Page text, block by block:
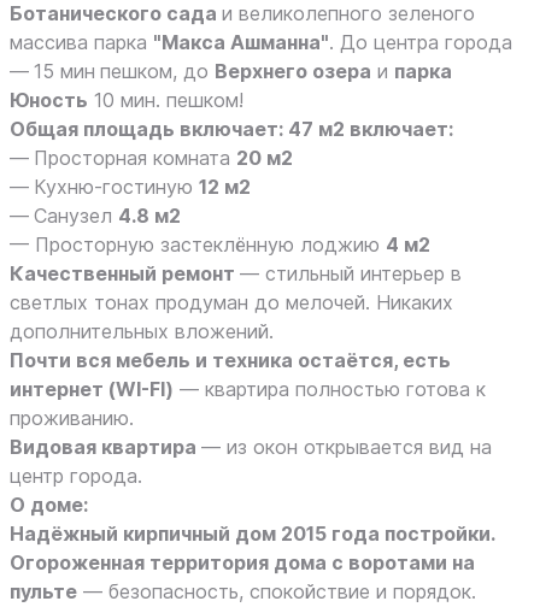
Ботанического сада и великолепного зеленого
массива парка "Макса Ашманна". До центра города
— 15 мин пешком, до Верхнего озера и парка
Юность 10 мин. пешком!
Общая площадь включает: 47 м2 включает:
— Просторная комната 20 м2
— Кухню-гостиную 12 м2
— Санузел 4.8 м2
— Просторную застеклённую лоджию 4 м2
Качественный ремонт — стильный интерьер в
светлых тонах продуман до мелочей. Никаких
дополнительных вложений.
Почти вся мебель и техника остаётся, есть
интернет (WI-FI) — квартира полностью готова к
проживанию.
Видовая квартира — из окон открывается вид на
центр города.
О доме:
Надёжный кирпичный дом 2015 года постройки.
Огороженная территория дома с воротами на
пульте — безопасность, спокойствие и порядок.